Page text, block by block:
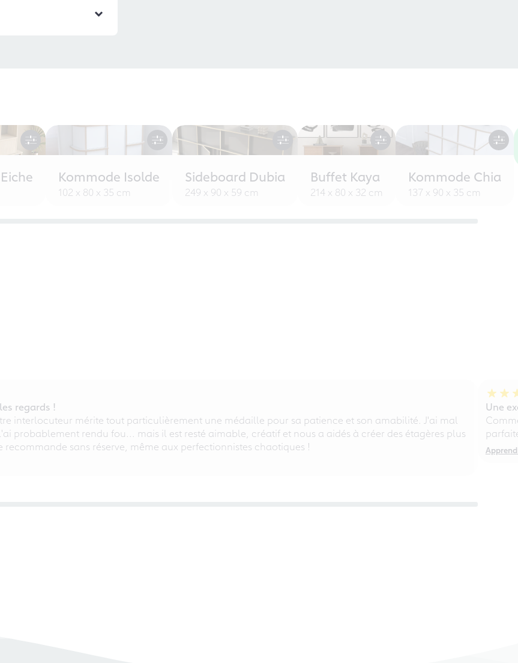
Kommode Isolde
102 x 80 x 35 cm
Sideboard Dubia
249 x 90 x 59 cm
Buffet Kaya
214 x 80 x 32 cm
Kommode Chia
137 x 90 x 35 cm
regards !
interlocuteur mérite tout particulièrement une médaille pour sa patience et son amabilité. J'ai mal
probablement rendu fou... mais il est resté aimable, créatif et nous a aidés à créer des étagères plus
sans réserve, même aux perfectionnistes chaotiques !
Une